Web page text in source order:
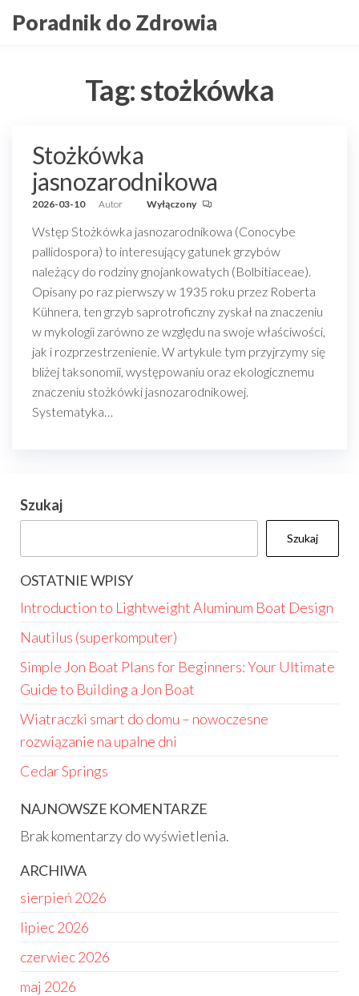
doPoradnik do Zdrowia
Tag:stożkówka
Stożkówka
jasnozarodnikowa
2026-03-10 Autor Wyłączony
Wstęp Stożkówka jasnozarodnikowa (Conocybe
pallidospora) to interesujący gatunek grzybów
należący do rodziny gnojankowatych (Bolbitiaceae).
Opisany po raz pierwszy w 1935 roku przez Roberta
Kühnera, ten grzyb saprotroficzny zyskał na znaczeniu
w mykologii zarówno ze względu na swoje właściwości,
jak i rozprzestrzenienie. W artykule tym przyjrzymy się
bliżej taksonomii, występowaniu oraz ekologicznemu
znaczeniu stożkówki jasnozarodnikowej.
Systematyka…
Szukaj
Szukaj
OSTATNIE WPISY
Introduction to Lightweight Aluminum Boat Design
Nautilus (superkomputer)
Simple Jon Boat Plans for Beginners: Your Ultimate
Guide to Building a Jon Boat
Wiatraczki smart do domu – nowoczesne
rozwiązanie na upalne dni
Cedar Springs
NAJNOWSZE KOMENTARZE
Brak komentarzy do wyświetlenia.
ARCHIWA
sierpień 2026
lipiec 2026
czerwiec 2026
maj 2026